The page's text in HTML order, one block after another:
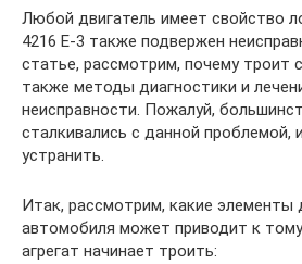
Любой двигатель имеет свойство
4216 Е-3 также подвержен
статье, рассмотрим, почему троит
также методы диагностики и
неисправности. Пожалуй,
сталкивались с данной проблемой,
устранить.
Итак, рассмотрим, какие элементы
автомобиля может приводит к
агрегат начинает троить: